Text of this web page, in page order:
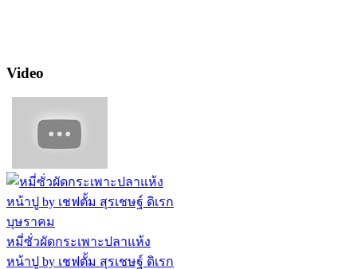
Video
หมี่ซั่วผัดกระเพาะปลาแห้ง
หน้าปู by เชฟตั้ม สุรเชษฐ์ ดิเรก